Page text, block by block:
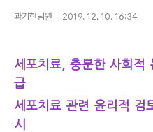
과기한림원 2019. 12. 10. 16:34
세포치료, 충분한 사회적
급
세포치료 관련 윤리적 검
시